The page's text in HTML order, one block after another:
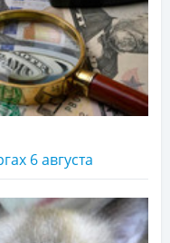
6 августа